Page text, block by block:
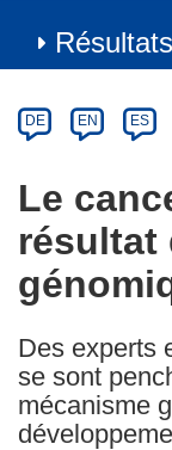
Category
Article
available
the
following
languages:
DE EN ES
Le
résultat
Des experts
se sont
mécanisme